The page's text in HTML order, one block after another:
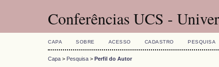
Conferências UCS -
CAPA SOBRE ACESSO CADASTRO PESQUISA
Capa > Pesquisa > Perfil do Autor